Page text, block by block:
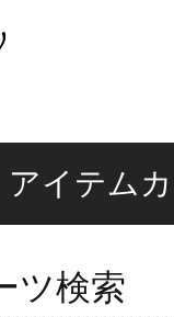
アイテム
ツ検索